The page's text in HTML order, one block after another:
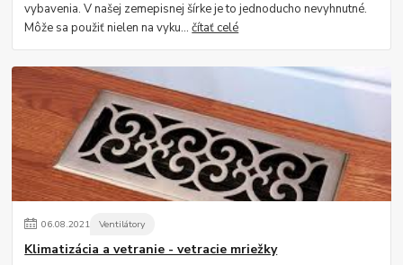
vybavenia. V našej zemepisnej šírke je to jednoducho nevyhnutné.
Môže sa použiť nielen na vyku...čítať celé
06.08.2021 Ventilátory
Klimatizácia a vetranie - vetracie mriežky